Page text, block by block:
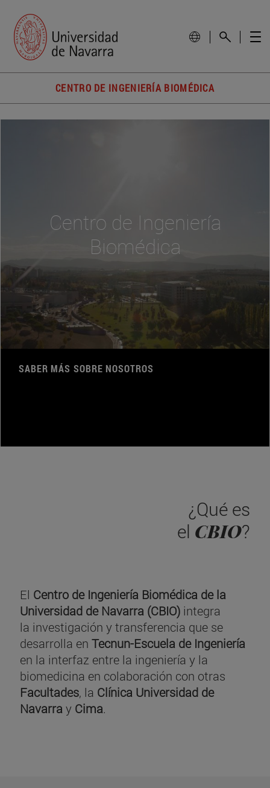
CENTRO DE INGENIERÍA BIOMÉDICA
Centro de Ingeniería
Biomédica
SABER MÁS SOBRE NOSOTROS
¿Qué es
el CBIO?
El Centro de Ingeniería Biomédica de la
Universidad de Navarra (CBIO) integra
la investigación y transferencia que se
desarrolla en Tecnun-Escuela de Ingeniería
en la interfaz entre la ingeniería y la
biomedicina en colaboración con otras
Facultades, la Clínica Universidad de
Navarra y Cima.